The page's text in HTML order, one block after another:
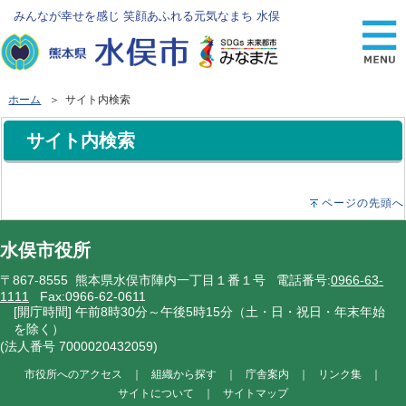
みんなが幸せを感じ 笑顔あふれる元気なまち 水俣
ホーム ＞ サイト内検索
サイト内検索
ページの先頭へ
水俣市役所
〒867-8555 熊本県水俣市陣内一丁目１番１号 電話番号:0966-63-
1111 Fax:0966-62-0611
[開庁時間] 午前8時30分～午後5時15分（土・日・祝日・年末年始
を除く）
(法人番号 7000020432059)
市役所へのアクセス 組織から探す 庁舎案内 リンク集
サイトについて
サイトマップ